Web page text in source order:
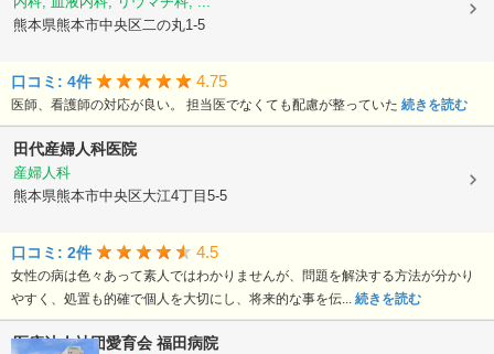
熊本県熊本市中央区二の丸1-5
口コミ: 4件 4.75
医師、看護師の対応が良い。 担当医でなくても配慮が整っていた 続きを読む
田代産婦人科医院
産婦人科
熊本県熊本市中央区大江4丁目5-5
口コミ: 2件 4.5
女性の病は色々あって素人ではわかりませんが、問題を解決する方法が分かり
やすく、処置も的確で個人を大切にし、将来的な事を伝... 続きを読む
医療法人社団愛育会 福田病院